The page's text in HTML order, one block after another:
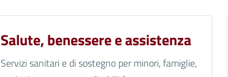
Salute, benessere e assistenza
Servizi sanitari e di sostegno per minori, famiglie,